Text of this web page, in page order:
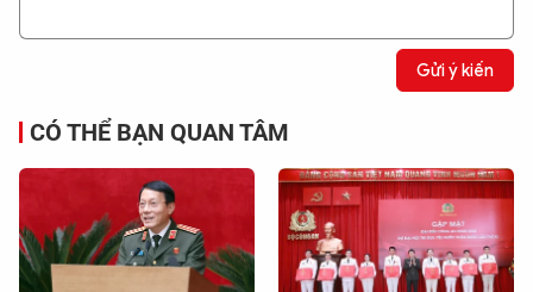
Gửi ý kiến
CÓ THỂ BẠN QUAN TÂM